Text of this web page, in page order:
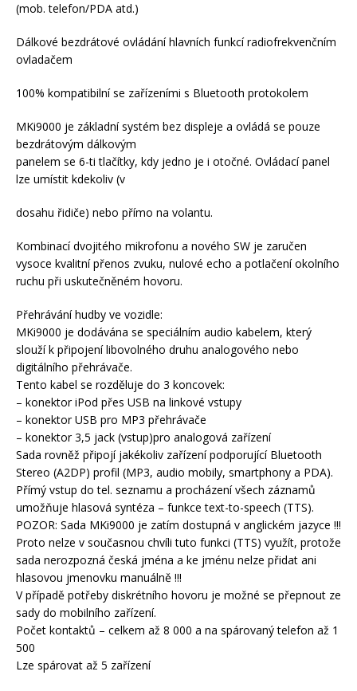
(mob. telefon/PDA atd.)
Dálkové bezdrátové ovládání hlavních funkcí radiofrekvenčním
ovladačem
100% kompatibilní se zařízeními s Bluetooth protokolem
MKi9000 je základní systém bez displeje a ovládá se pouze
bezdrátovým dálkovým
panelem se 6-ti tlačítky, kdy jedno je i otočné. Ovládací panel
lze umístit kdekoliv (v
dosahu řidiče) nebo přímo na volantu.
Kombinací dvojitého mikrofonu a nového SW je zaručen
vysoce kvalitní přenos zvuku, nulové echo a potlačení okolního
ruchu při uskutečněném hovoru.
Přehrávání hudby ve vozidle:
MKi9000 je dodávána se speciálním audio kabelem, který
slouží k připojení libovolného druhu analogového nebo
digitálního přehrávače.
Tento kabel se rozděluje do 3 koncovek:
– konektor iPod přes USB na linkové vstupy
– konektor USB pro MP3 přehrávače
– konektor 3,5 jack (vstup)pro analogová zařízení
Sada rovněž připojí jakékoliv zařízení podporující Bluetooth
Stereo (A2DP) profil (MP3, audio mobily, smartphony a PDA).
Přímý vstup do tel. seznamu a procházení všech záznamů
umožňuje hlasová syntéza – funkce text-to-speech (TTS).
POZOR: Sada MKi9000 je zatím dostupná v anglickém jazyce !!!
Proto nelze v současnou chvíli tuto funkci (TTS) využít, protože
sada nerozpozná česká jména a ke jménu nelze přidat ani
hlasovou jmenovku manuálně !!!
V případě potřeby diskrétního hovoru je možné se přepnout ze
sady do mobilního zařízení.
Počet kontaktů – celkem až 8 000 a na spárovaný telefon až 1
500
Lze spárovat až 5 zařízení